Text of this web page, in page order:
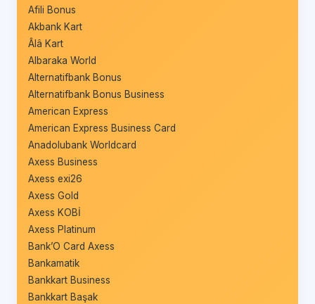
Afili Bonus
Akbank Kart
Âlâ Kart
Albaraka World
Alternatifbank Bonus
Alternatifbank Bonus Business
American Express
American Express Business Card
Anadolubank Worldcard
Axess Business
Axess exi26
Axess Gold
Axess KOBİ
Axess Platinum
Bank’O Card Axess
Bankamatik
Bankkart Business
Bankkart Başak